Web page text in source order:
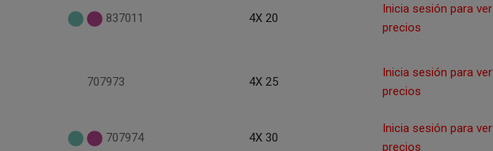
837011 4X 20
Inicia sesión para ver
precios
707973 4X 25
Inicia sesión para ver
precios
707974 4X 30
Inicia sesión para ver
precios